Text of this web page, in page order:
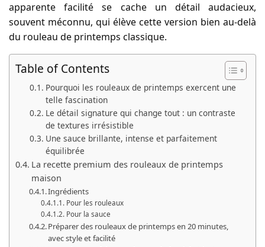
apparente facilité se cache un détail audacieux,
souvent méconnu, qui élève cette version bien au-delà
du rouleau de printemps classique.
Table of Contents
Pourquoi les rouleaux de printemps exercent une
telle fascination
Le détail signature qui change tout : un contraste
de textures irrésistible
Une sauce brillante, intense et parfaitement
équilibrée
La recette premium des rouleaux de printemps
maison
Ingrédients
Pour les rouleaux
Pour la sauce
Préparer des rouleaux de printemps en 20 minutes,
avec style et facilité